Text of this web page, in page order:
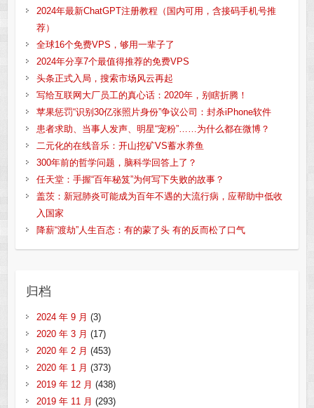
2024年最新ChatGPT注册教程（国内可用，含接码手机号推
荐）
全球16个免费VPS，够用一辈子了
2024年分享7个最值得推荐的免费VPS
头条正式入局，搜索市场风云再起
写给互联网大厂员工的真心话：2020年，别瞎折腾！
苹果惩罚“识别30亿张照片身份”争议公司：封杀iPhone软件
患者求助、当事人发声、明星“宠粉”……为什么都在微博？
二元化的在线音乐：开山挖矿VS蓄水养鱼
300年前的哲学问题，脑科学回答上了？
任天堂：手握“百年秘笈”为何写下失败的故事？
盖茨：新冠肺炎可能成为百年不遇的大流行病，应帮助中低收
入国家
降薪“渡劫”人生百态：有的蒙了头 有的反而松了口气
归档
2024 年 9 月 (3)
2020 年 3 月 (17)
2020 年 2 月 (453)
2020 年 1 月 (373)
2019 年 12 月 (438)
2019 年 11 月 (293)